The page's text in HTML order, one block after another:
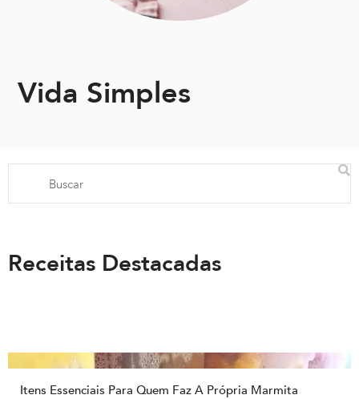
Vida Simples
Receitas Destacadas
Itens Essenciais Para Quem Faz A Própria Marmita